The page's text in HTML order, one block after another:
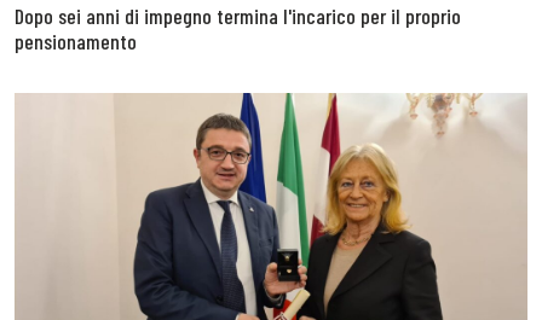
Dopo sei anni di impegno termina l'incarico per il proprio
pensionamento